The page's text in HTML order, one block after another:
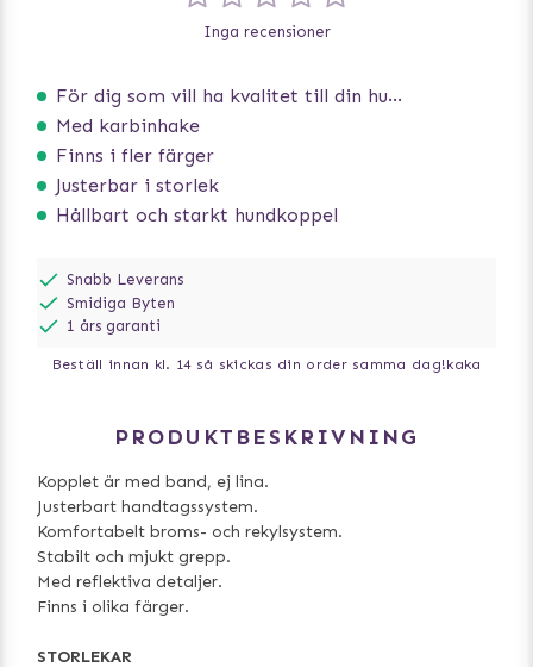
För dig som vill ha kvalitet till din hund!
Med karbinhake
Finns i fler färger
Justerbar i storlek
Hållbart och starkt hundkoppel
Inga recensioner
Snabb Leverans
Smidiga Byten
1 års garanti
Beställ innan kl. 14 så skickas din order samma dag!kaka
PRODUKTBESKRIVNING
Kopplet är med band, ej lina.
Justerbart handtagssystem.
Komfortabelt broms- och rekylsystem.
Stabilt och mjukt grepp.
Med reflektiva detaljer.
Finns i olika färger.
STORLEKAR